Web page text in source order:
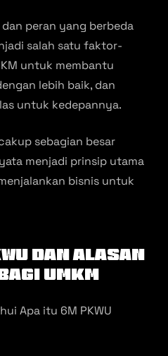
peran yang berbeda
salah satu faktor-
untuk membantu
lebih baik, dan
untuk kedepannya.
sebagian besar
menjadi prinsip utama
bisnis untuk
dan Alasan
UMKM